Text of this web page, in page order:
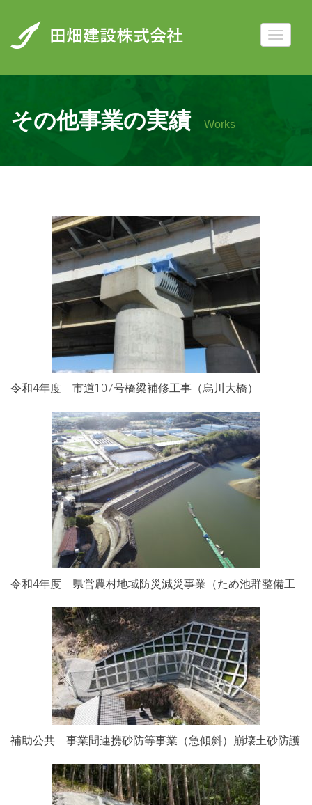
その他事業の実績 Works
令和4年度 市道107号橋梁補修工事（烏川大橋）
令和4年度 県営農村地域防災減災事業（ため池群整備工
補助公共 事業間連携砂防等事業（急傾斜）崩壊土砂防護